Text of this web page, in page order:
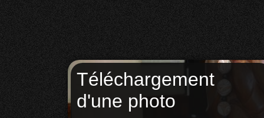
Téléchargement
d'une photo